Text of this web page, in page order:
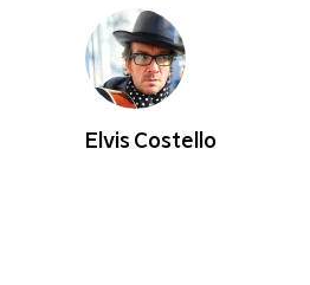
Elvis Costello